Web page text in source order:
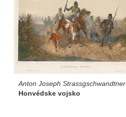
Anton Joseph Strassgschwandtner
Honvédske vojsko